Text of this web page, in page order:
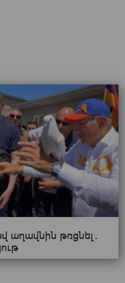
աղավնին թռցնել․